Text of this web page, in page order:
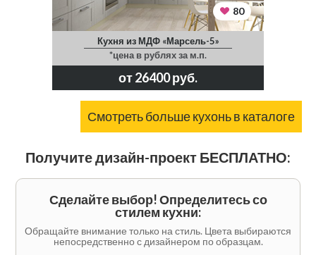
80
Кухня из МДФ «Марсель-5»
*цена в рублях за м.п.
от 26400 руб.
Смотреть больше кухонь в каталоге
Получите дизайн-проект БЕСПЛАТНО:
Сделайте выбор! Определитесь со
стилем кухни:
Обращайте внимание только на стиль. Цвета выбираются
непосредственно с дизайнером по образцам.